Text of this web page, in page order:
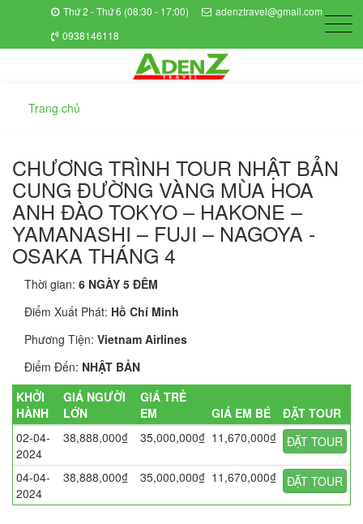
Thứ 2 - Thứ 6 (08:30 - 17:00)
adenztravel@gmail.com
0938146118
Trang chủ
CHƯƠNG TRÌNH TOUR NHẬT BẢN
CUNG ĐƯỜNG VÀNG MÙA HOA
ANH ĐÀO TOKYO – HAKONE –
YAMANASHI – FUJI – NAGOYA -
OSAKA THÁNG 4
Thời gian: 6 NGÀY 5 ĐÊM
Điểm Xuất Phát: Hồ Chí Minh
Phương Tiện: Vietnam Airlines
Điểm Đến: NHẬT BẢN
KHỞI
HÀNH
GIÁ NGƯỜI
LỚN
GIÁ TRẺ
EM
GIÁ EM BÉ
ĐẶT TOUR
02-04-
2024
38,888,000₫ 35,000,000₫ 11,670,000₫ ĐẶT TOUR
04-04-
2024
38,888,000₫ 35,000,000₫ 11,670,000₫ ĐẶT TOUR